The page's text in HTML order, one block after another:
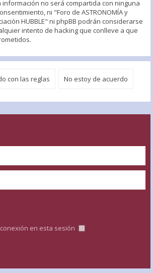
información no será compartida con ninguna
ni "Foro de ASTRONOMÍA y
HUBBLE" ni phpBB podrán considerarse
intento de hacking que conlleve a que
en esta sesión